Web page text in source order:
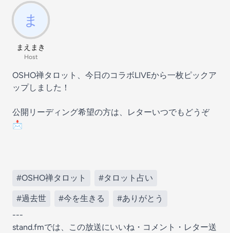
まえまき
Host
OSHO禅タロット、今日のコラボLIVEから一枚ピックア
ップしました！
公開リーディング希望の方は、レターいつでもどうぞ
📩
#OSHO禅タロット #タロット占い
#過去世 #今を生きる
#ありがとう
---
stand.fmでは、この放送にいいね・コメント・レター送